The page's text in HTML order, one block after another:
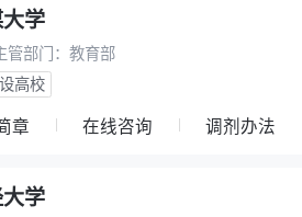
学
管部门： 教育部
高校
章 在线咨询 调剂办法
学